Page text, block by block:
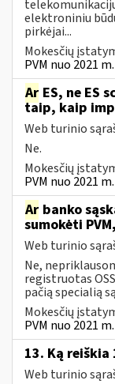
elektroniniu
pirkėjai...
Mokesčių
PVM nuo 2021
Ar ES, ne ES
taip, kaip
Web turinio
Ne.
Mokesčių
PVM nuo 2021
Ar banko
sumokėti
Web turinio
Ne,
registruotas
pačią specialią
Mokesčių
PVM nuo 2021
13. Ką reiškia
Web turinio